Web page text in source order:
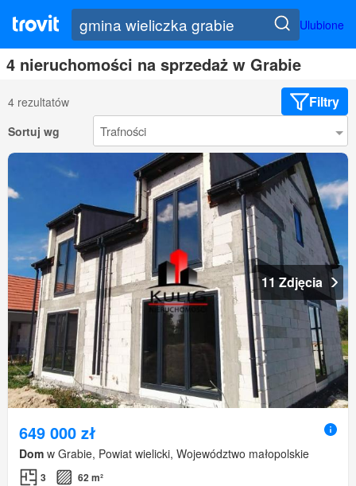
Ulubione
4 nieruchomości na sprzedaż w Grabie
4 rezultatów Filtry
Sortuj wg
11 Zdjęcia
649 000 zł
Dom w Grabie, Powiat wielicki, Województwo małopolskie
3 62 m²